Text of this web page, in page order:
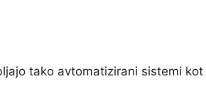
tako avtomatizirani sistemi